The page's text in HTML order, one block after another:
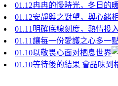
01.12冉冉的慢時光，冬日的
01.12安靜與之對望，與心緒
01.11明確底線刻度，熱情投
01.11讓每一份愛護之心多一
01.10以敬畏心面对栖息世界
01.10等待後的結果 會品味到